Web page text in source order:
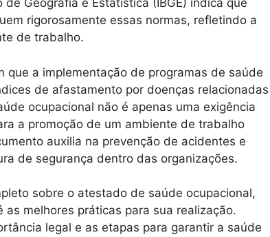
Geografia e Estatística (IBGE) indica que
rigorosamente essas normas, refletindo a
de trabalho.
que a implementação de programas de saúde
de afastamento por doenças relacionadas
ocupacional não é apenas uma exigência
a promoção de um ambiente de trabalho
auxilia na prevenção de acidentes e
de segurança dentro das organizações.
sobre o atestado de saúde ocupacional,
melhores práticas para sua realização.
legal e as etapas para garantir a saúde